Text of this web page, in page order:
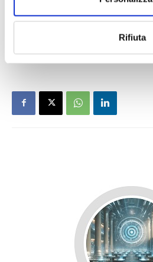
Rifiuta
TAGS assicurazioni danni
smartphone